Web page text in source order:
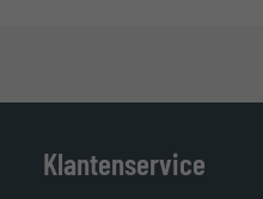
Klantenservice